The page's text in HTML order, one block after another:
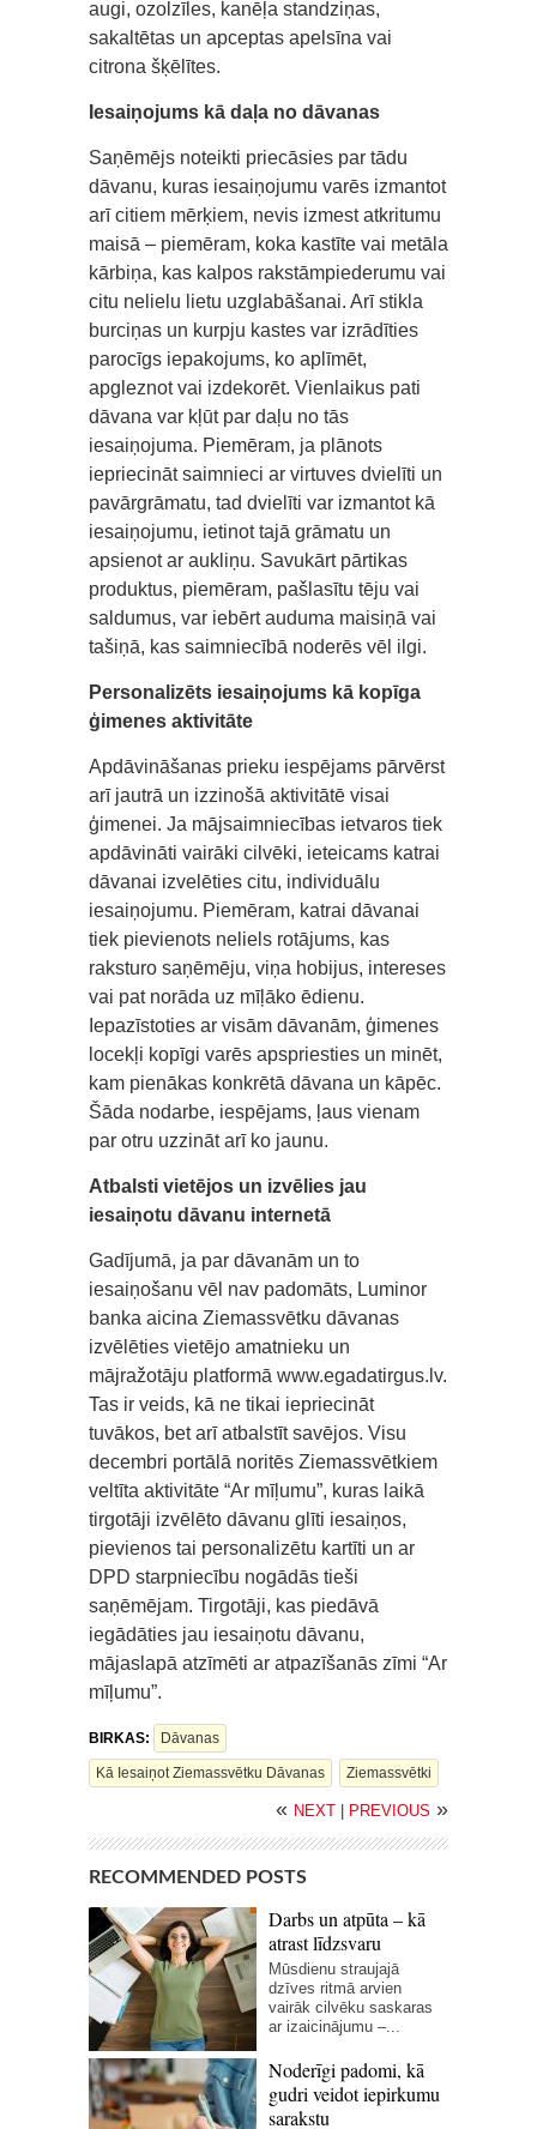
augi, ozolzīles, kanēļa standziņas,
sakaltētas un apceptas apelsīna vai
citrona šķēlītes.
Iesaiņojums kā daļa no dāvanas
Saņēmējs noteikti priecāsies par tādu
dāvanu, kuras iesaiņojumu varēs izmantot
arī citiem mērķiem, nevis izmest atkritumu
maisā – piemēram, koka kastīte vai metāla
kārbiņa, kas kalpos rakstāmpiederumu vai
citu nelielu lietu uzglabāšanai. Arī stikla
burciņas un kurpju kastes var izrādīties
parocīgs iepakojums, ko aplīmēt,
apgleznot vai izdekorēt. Vienlaikus pati
dāvana var kļūt par daļu no tās
iesaiņojuma. Piemēram, ja plānots
iepriecināt saimnieci ar virtuves dvielīti un
pavārgrāmatu, tad dvielīti var izmantot kā
iesaiņojumu, ietinot tajā grāmatu un
apsienot ar aukliņu. Savukārt pārtikas
produktus, piemēram, pašlasītu tēju vai
saldumus, var iebērt auduma maisiņā vai
tašiņā, kas saimniecībā noderēs vēl ilgi.
Personalizēts iesaiņojums kā kopīga
ģimenes aktivitāte
Apdāvināšanas prieku iespējams pārvērst
arī jautrā un izzinošā aktivitātē visai
ģimenei. Ja mājsaimniecības ietvaros tiek
apdāvināti vairāki cilvēki, ieteicams katrai
dāvanai izvelēties citu, individuālu
iesaiņojumu. Piemēram, katrai dāvanai
tiek pievienots neliels rotājums, kas
raksturo saņēmēju, viņa hobijus, intereses
vai pat norāda uz mīļāko ēdienu.
Iepazīstoties ar visām dāvanām, ģimenes
locekļi kopīgi varēs apspriesties un minēt,
kam pienākas konkrētā dāvana un kāpēc.
Šāda nodarbe, iespējams, ļaus vienam
par otru uzzināt arī ko jaunu.
Atbalsti vietējos un izvēlies jau
iesaiņotu dāvanu internetā
Gadījumā, ja par dāvanām un to
iesaiņošanu vēl nav padomāts, Luminor
banka aicina Ziemassvētku dāvanas
izvēlēties vietējo amatnieku un
mājražotāju platformā www.egadatirgus.lv.
Tas ir veids, kā ne tikai iepriecināt
tuvākos, bet arī atbalstīt savējos. Visu
decembri portālā noritēs Ziemassvētkiem
veltīta aktivitāte “Ar mīļumu”, kuras laikā
tirgotāji izvēlēto dāvanu glīti iesaiņos,
pievienos tai personalizētu kartīti un ar
DPD starpniecību nogādās tieši
saņēmējam. Tirgotāji, kas piedāvā
iegādāties jau iesaiņotu dāvanu,
mājaslapā atzīmēti ar atpazīšanās zīmi “Ar
mīļumu”.
BIRKAS: Dāvanas
Kā Iesaiņot Ziemassvētku Dāvanas Ziemassvētki
« NEXT PREVIOUS »
RECOMMENDED POSTS
Darbs un atpūta – kā
atrast līdzsvaru
Mūsdienu straujajā
dzīves ritmā arvien
vairāk cilvēku saskaras
ar izaicinājumu –...
Noderīgi padomi, kā
gudri veidot iepirkumu
sarakstu